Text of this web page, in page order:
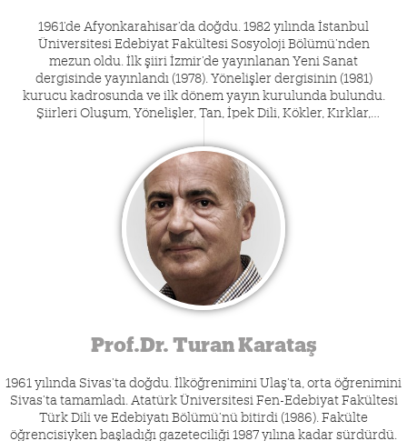
1961’de Afyonkarahisar’da doğdu. 1982 yılında İstanbul
Üniversitesi Edebiyat Fakültesi Sosyoloji Bölümü’nden
mezun oldu. İlk şiiri İzmir’de yayınlanan Yeni Sanat
dergisinde yayınlandı (1978). Yönelişler dergisinin (1981)
kurucu kadrosunda ve ilk dönem yayın kurulunda bulundu.
Şiirleri Oluşum, Yönelişler, Tan, İpek Dili, Kökler, Kırklar,
Heves dergilerinde yayımlandı. Halen İzmir Katip Çelebi
Üniversitesi Sosyoloji Bölüm Başkanı olan şairin üç şiir kitabı
bulunmaktadır.
Prof.Dr. Turan Karataş
1961 yılında Sivas’ta doğdu. İlköğrenimini Ulaş’ta, orta öğrenimini
Sivas’ta tamamladı. Atatürk Üniversitesi Fen-Edebiyat Fakültesi
Türk Dili ve Edebiyatı Bölümü’nü bitirdi (1986). Fakülte
öğrencisiyken başladığı gazeteciliği 1987 yılına kadar sürdürdü.